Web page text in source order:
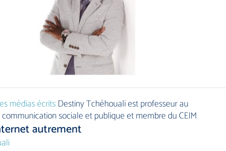
médias écritsDestiny Tchéhouali est professeur au
sociale et publique et membre du CEIM
autrement